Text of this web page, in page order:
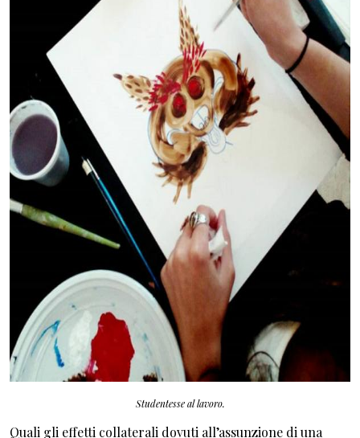
Studentesse al lavoro.
Quali gli effetti collaterali dovuti all’assunzione di una